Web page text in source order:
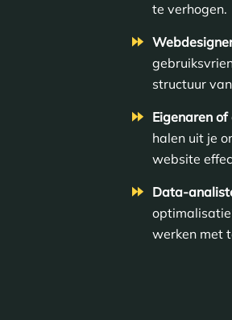
te verhogen.
structuur
Eigenaren
halen uit je
website
Data-
werken met